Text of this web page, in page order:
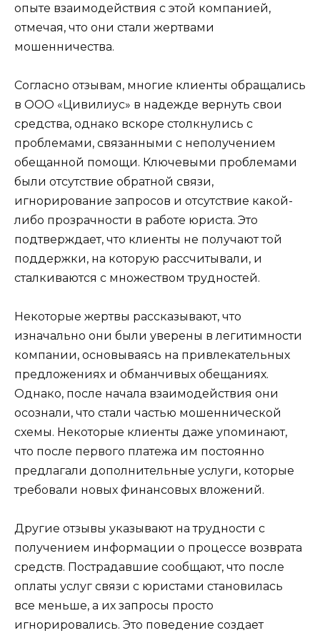
опыте взаимодействия с этой компанией,
отмечая, что они стали жертвами
мошенничества.
Согласно отзывам, многие клиенты обращались
в ООО «Цивилиус» в надежде вернуть свои
средства, однако вскоре столкнулись с
проблемами, связанными с неполучением
обещанной помощи. Ключевыми проблемами
были отсутствие обратной связи,
игнорирование запросов и отсутствие какой-
либо прозрачности в работе юриста. Это
подтверждает, что клиенты не получают той
поддержки, на которую рассчитывали, и
сталкиваются с множеством трудностей.
Некоторые жертвы рассказывают, что
изначально они были уверены в легитимности
компании, основываясь на привлекательных
предложениях и обманчивых обещаниях.
Однако, после начала взаимодействия они
осознали, что стали частью мошеннической
схемы. Некоторые клиенты даже упоминают,
что после первого платежа им постоянно
предлагали дополнительные услуги, которые
требовали новых финансовых вложений.
Другие отзывы указывают на трудности с
получением информации о процессе возврата
средств. Пострадавшие сообщают, что после
оплаты услуг связи с юристами становилась
все меньше, а их запросы просто
игнорировались. Это поведение создает